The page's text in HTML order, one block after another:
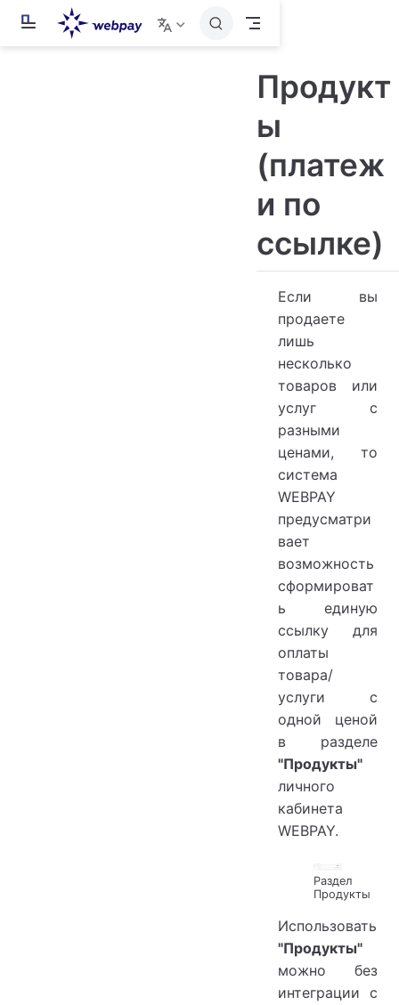
П
р
Продукт
ы
(платеж
и по
ссылке)
Если вы
продаете
лишь
несколько
товаров или
услуг с
разными
ценами, то
система
WEBPAY
предусматри
вает
возможность
сформироват
ь единую
ссылку для
оплаты
товара/
услуги с
одной ценой
в разделе
"Продукты"
личного
кабинета
WEBPAY.
Раздел
Продукты
Использовать
"Продукты"
можно без
интеграции с